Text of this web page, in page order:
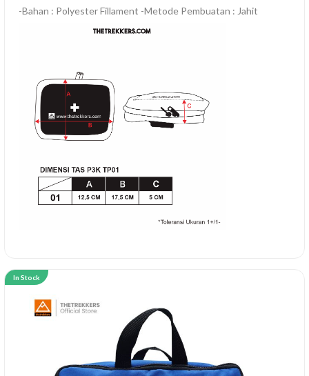
-Bahan : Polyester Fillament -Metode Pembuatan : Jahit
In Stock